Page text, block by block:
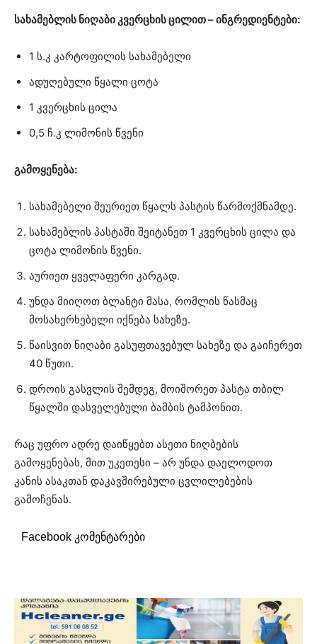
სახამებლის ნიღაბი კვერცხის ცილით – ინგრედიენტები:
1 ს.კ კარტოფილის სახამებელი
ადუღებული წყალი ცოტა
1 კვერცხის ცილა
0,5 ჩ.კ ლიმონის წვენი
გამოყენება:
სახამებელი შეურიეთ წყალს პასტის წარმოქმნამდე.
სახამებლის პასტაში შეიტანეთ 1 კვერცხის ცილა და
ცოტა ლიმონის წვენი.
აურიეთ ყველაფერი კარგად.
უნდა მიიღოთ ბლანტი მასა, რომლის წასმაც
მოსახერხებელი იქნება სახეზე.
წაისვით ნიღაბი გასუფთავებულ სახეზე და გაიჩერეთ
40 წუთი.
დროის გასვლის შემდეგ, მოიშორეთ პასტა თბილ
წყალში დასველებული ბამბის ტამპონით.
რაც უფრო ადრე დაიწყებთ ასეთი ნიღბების
გამოყენებას, მით უკეთესი – არ უნდა დაელოდოთ
კანის ასაკთან დაკავშირებული ცვლილებების
გამოჩენას.
Facebook კომენტარები